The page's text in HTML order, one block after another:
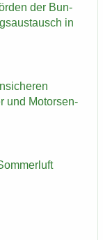
der Bun­
in
und Mo­tor­sen­